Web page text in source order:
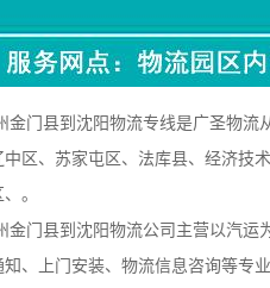
门县到沈阳物流专线是广圣物流
中区、苏家屯区、法库县、经济技
。
门县到沈阳物流公司主营以汽运
、上门安装、物流信息咨询等专业